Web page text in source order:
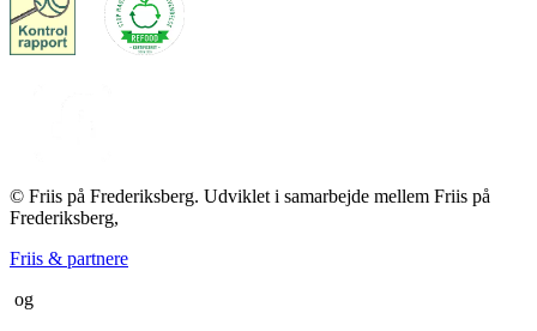
© Friis på Frederiksberg. Udviklet i samarbejde mellem Friis på
Frederiksberg,
Friis & partnere
og